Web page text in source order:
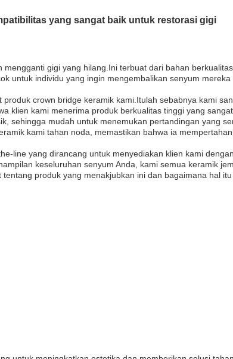
yang sangat baik untuk restorasi gigi
gigi yang hilang.Ini terbuat dari bahan
untuk individu yang ingin mengembalikan senyum
crown bridge keramik kami.Itulah sebabnya kami
kami menerima produk berkualitas tinggi yang
sehingga mudah untuk menemukan pertandingan yang
kami tahan noda, memastikan bahwa ia
line yang dirancang untuk menyediakan klien kami
keseluruhan senyum Anda, kami semua keramik
produk yang menakjubkan ini dan bagaimana hal